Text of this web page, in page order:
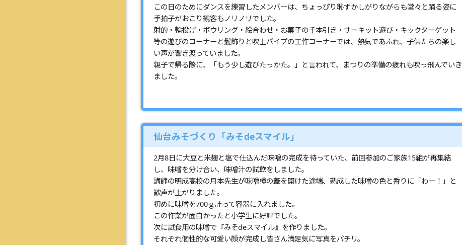
この日のためにダンスを練習したメンバーは、ちょっぴり恥ずかしがりながらも堂々と踊る姿に
手拍子がおこり観客もノリノリでした。
射的・輪投げ・ボウリング・絵合わせ・お菓子の千本引き・サーキット遊び・キックターゲット
等の遊びのコーナーと髪飾りと吹上パイプの工作コーナーでは、熱気であふれ、子供たちの楽し
い声が響き渡っていました。
親子で帰る際に、「もう少し遊びたっかた。」と言われて、まつりの準備の疲れも吹っ飛んでいき
ました。
仙台みそづくり「みそdeスマイル」
2月8日に大豆と米麹と塩で仕込んだ味噌の完成を待っていた、前回参加のご家族15組が再集結
し、味噌を分け合い、味噌汁の試飲をしました。
講師の明成高校の月本先生が味噌樽の蓋を開けた途端、熟成した味噌の色と香りに「わー！」と
歓声が上がりました。
初めに味噌を700ｇ計って容器に入れました。
この作業が面白かったと小学生に好評でした。
次に試食用の味噌で『みそdeスマイル』を作りました。
それぞれ個性的な可愛い顔が完成し皆さん満足気に写真をパチリ。